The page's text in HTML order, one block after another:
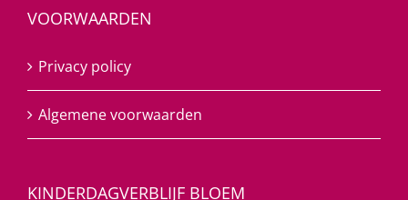
VOORWAARDEN
Privacy policy
Algemene voorwaarden
KINDERDAGVERBLIJF BLOEM